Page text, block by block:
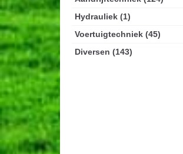
Hydrauliek (1)
Voertuigtechniek (45)
Diversen (143)